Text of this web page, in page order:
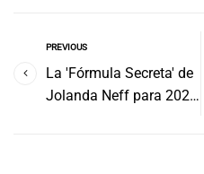
PREVIOUS
La 'Fórmula Secreta' de
Jolanda Neff para 2026: